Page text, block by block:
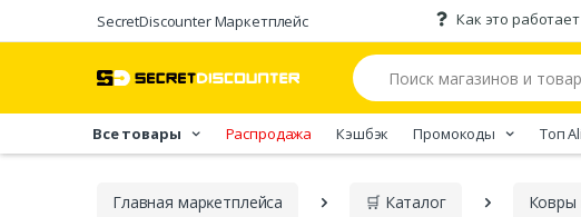
SecretDiscounter Маркетплейс Как это работает
Все товары Распродажа Кэшбэк Промокоды Tоп
Главная марĸетплейса 🛒 Каталог Ковры